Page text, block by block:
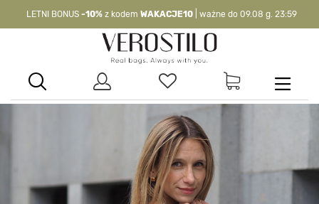
LETNI BONUS -10% z kodem WAKACJE10 | ważne do 09.08 g. 23:59
WAKACJE10| nie dotyczy produktów z flagą OKAZJA >